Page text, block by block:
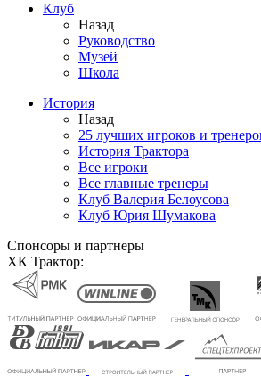
Клуб
Назад
Руководство
Музей
Школа
История
Назад
25 лучших игроков и
История Трактора
Все игроки
Все главные тренеры
Клуб Валерия Белоусова
Клуб Юрия Шумакова
Спонсоры и партнеры
ХК Трактор: